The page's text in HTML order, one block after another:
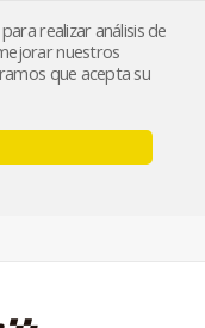
realizar análisis de
nuestros
que acepta su